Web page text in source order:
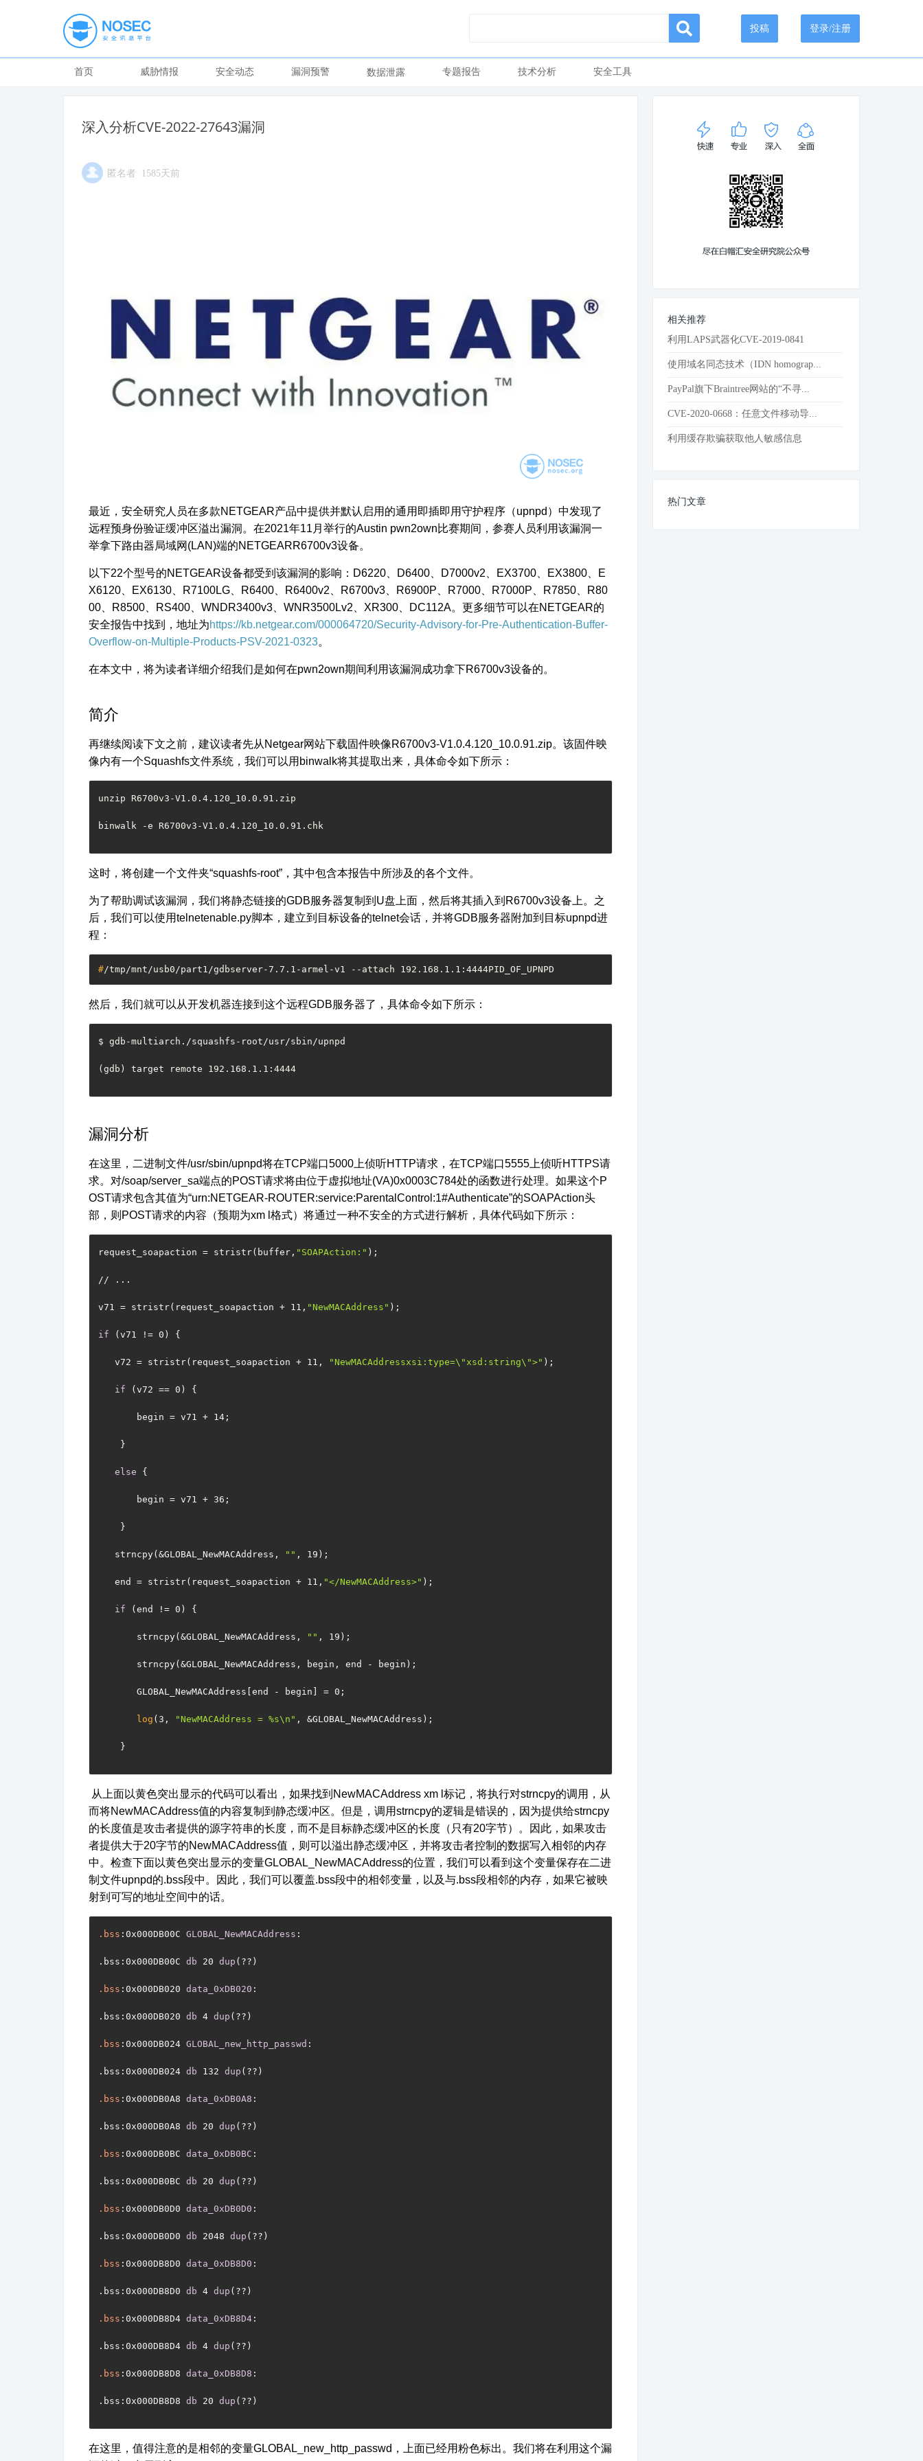
登录/注册
投稿
首页 威胁情报 安全动态 漏洞预警 数据泄露 专题报告 技术分析 安全工具
深入分析CVE-2022-27643漏洞
匿名者 1585天前
最近，安全研究人员在多款NETGEAR产品中提供并默认启用的通用即插即用守护程序（upnpd ）中发现了
远程预身份验证缓冲区溢出漏洞。在2021年11 月举行的Austin pwn2own比赛期间，参赛人员利用该漏洞一
举拿下路由器局域网 (LAN)端的NETGEARR6700v3设备。
以下22个型号的NETGEAR设备都受到该漏洞的影响： D6220 D6400 D7000v2 EX3700 EX3800
E
X6120
EX6130 R7100LG R6400 R6400v2 R6700v3 R6900P R7000 R7000P R7850
R80
00
R8500 RS400 WNDR3400v3 WNR3500Lv2 XR300 DC112A。更多细节可以在NETGEAR的
安全报告中找到，地址为https://kb.netgear.com/000064720/Security-Advisory-for-Pre-Authentication-Buffer-
Overflow-on-Multiple-Products-PSV-2021-0323。
在本文中，将为读者详细介绍我们是如何在pwn2own期间利用该漏洞成功拿下R6700v3设备的。
简介
再继续阅读下文之前，建议读者先从 Netgear网站下载固件映像R6700v3-V1.0.4.120_10.0.91.zip。该固件映
像内有一个Squashfs文件系统，我们可以用 binwalk将其提取出来，具体命令如下所示：
unzip R6700v3-V1.0.4.120_10.0.91.zip
这时，将创建一个文件夹“squashfs-root”，其中包含本报告中所涉及的各个文件。
为了帮助调试该漏洞，我们将静态链接的GDB服务器复制到 U盘上面，然后将其插入到 R6700v3设备上。之
后，我们可以使用telnetenable.py脚本，建立到目标设备的telnet会话，并将GDB服务器附加到目标upnpd进
程：
#/tmp/mnt/usb0/part1/gdbserver-7.7.1-armel-v1 --attach 192.168.1.1:4444PID_OF_UPNPD
然后，我们就可以从开发机器连接到这个远程GDB服务器了，具体命令如下所示：
$ gdb-multiarch./squashfs-root/usr/sbin/upnpd
(gdb) target remote 192.168.1.1:4444
漏洞分析
在这里，二进制文件/usr/sbin/upnpd将在TCP端口5000 上侦听HTTP请求，在TCP端口5555 上侦听HTTPS请
求。对/soap/server_sa端点的POST请求将由位于虚拟地址(VA)0x0003C784处的函数进行处理。如果这个P
OST请求包含其值为“urn:NETGEAR-ROUTER:service:ParentalControl:1#Authenticate”的SOAPAction头
部，则 POST请求的内容（预期为xm l 格式）将通过一种不安全的方式进行解析，具体代码如下所示：
request_soapaction = stristr(buffer, "SOAPAction:" );
// ...
v71 = stristr(request_soapaction + 11, "NewMACAddress" );
if (v71 != 0) {
v72 = stristr(request_soapaction + 11, "NewMACAddressxsi:type=\"xsd:string\">" );
if (v72 == 0) {
begin = v71 + 14;
}
else {
begin = v71 + 36;
}
strncpy(&GLOBAL_NewMACAddress, "" , 19);
end = stristr(request_soapaction + 11, "</NewMACAddress>" );
if (end != 0) {
strncpy(&GLOBAL_NewMACAddress, "" , 19);
strncpy(&GLOBAL_NewMACAddress, begin, end - begin);
GLOBAL_NewMACAddress[end - begin] = 0;
log (3, "NewMACAddress = %s\n" , &GLOBAL_NewMACAddress);
}
从上面以黄色突出显示的代码可以看出，如果找到 NewMACAddress xm l 标记，将执行对strncpy的调用，从
而将NewMACAddress值的内容复制到静态缓冲区。但是，调用strncpy的逻辑是错误的，因为提供给strncpy
的长度值是攻击者提供的源字符串的长度，而不是目标静态缓冲区的长度（只有20字节）。因此，如果攻击
者提供大于20字节的NewMACAddress值，则可以溢出静态缓冲区，并将攻击者控制的数据写入相邻的内存
中。检查下面以黄色突出显示的变量GLOBAL_NewMACAddress的位置，我们可以看到这个变量保存在二进
制文件upnpd的.bss段中。因此，我们可以覆盖.bss段中的相邻变量，以及与.bss段相邻的内存，如果它被映
射到可写的地址空间中的话。
.bss :0x000DB00C GLOBAL_NewMACAddress :
.bss :0x000DB00C db 20 dup (??)
.bss :0x000DB020 data_0xDB020 :
.bss :0x000DB020 db 4 dup (??)
.bss :0x000DB024 GLOBAL_new_http_passwd :
.bss :0x000DB024 db 132 dup (??)
.bss :0x000DB0A8 data_0xDB0A8 :
.bss :0x000DB0A8 db 20 dup (??)
.bss :0x000DB0BC data_0xDB0BC :
.bss :0x000DB0BC db 20 dup (??)
.bss :0x000DB0D0 data_0xDB0D0 :
.bss :0x000DB0D0 db 2048 dup (??)
.bss :0x000DB8D0 data_0xDB8D0 :
.bss :0x000DB8D0 db 4 dup (??)
.bss :0x000DB8D4 data_0xDB8D4 :
.bss :0x000DB8D4 db 4 dup (??)
.bss :0x000DB8D8 data_0xDB8D8 :
.bss :0x000DB8D8 db 20 dup (??)
在这里，值得注意的是相邻的变量GLOBAL_new_http_passwd ，上面已经用粉色标出。我们将在利用这个漏
相关推荐
利用LAPS武器化CVE-2019-0841
使用域名同态技术（IDN homograp...
PayPal旗下Braintree网站的“不寻...
CVE-2020-0668：任意文件移动导...
利用缓存欺骗获取他人敏感信息
热门文章